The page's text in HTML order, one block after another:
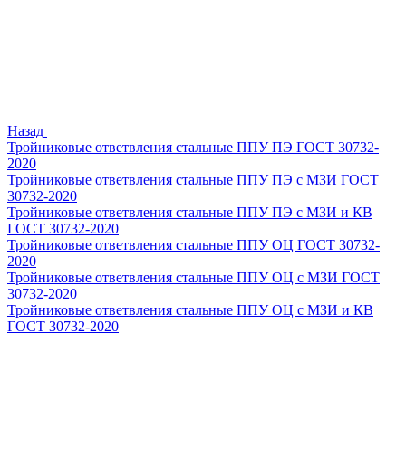
Назад
Тройниковые ответвления стальные ППУ ПЭ ГОСТ 30732-
2020
Тройниковые ответвления стальные ППУ ПЭ с МЗИ ГОСТ
30732-2020
Тройниковые ответвления стальные ППУ ПЭ с МЗИ и КВ
ГОСТ 30732-2020
Тройниковые ответвления стальные ППУ ОЦ ГОСТ 30732-
2020
Тройниковые ответвления стальные ППУ ОЦ с МЗИ ГОСТ
30732-2020
Тройниковые ответвления стальные ППУ ОЦ с МЗИ и КВ
ГОСТ 30732-2020